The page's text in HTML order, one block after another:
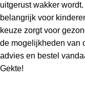
uitgerust wakker
belangrijk voor
keuze zorgt voor
de mogelijkheden van
advies en bestel
Gekte!